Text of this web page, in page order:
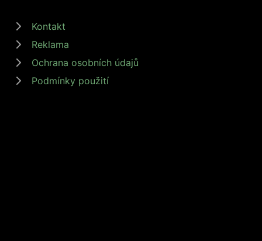
Kontakt
Reklama
Ochrana osobních údajů
Podmínky použití